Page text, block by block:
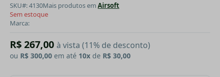
SKU#: 4130Mais produtos em Airsoft
Sem estoque
Marca:
R$ 267,00 à vista (11% de desconto)
ou R$ 300,00 em até 10x de R$ 30,00